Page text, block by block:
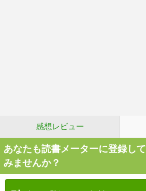
感想レビュー
あなたも読書メーターに登録し
みませんか？